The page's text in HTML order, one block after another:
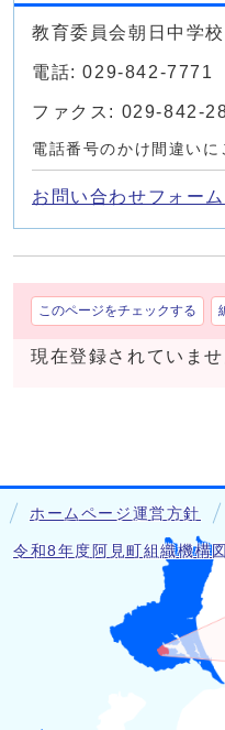
教育委員会朝日中学校
電話: 029-842-7771
ファクス: 029-842-
電話番号のかけ間違いに
お問い合わせフォーム
このページをチェックする
現在登録されていませ
ホームページ運営方針
令和8年度阿見町組織機構図